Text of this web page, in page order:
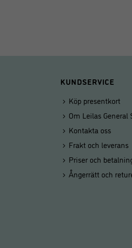
KUNDSERVICE
Köp presentkort
Om Leilas General
Kontakta oss
Frakt och leverans
Priser och
Ångerrätt och